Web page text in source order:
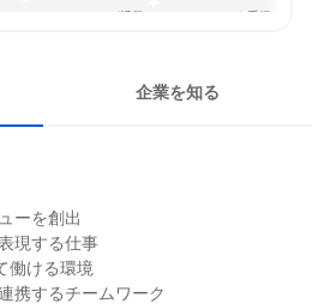
コミュニケーションが活発 チームワークを重視
企業を知る
ーを創出
現する仕事
働ける環境
携するチームワーク